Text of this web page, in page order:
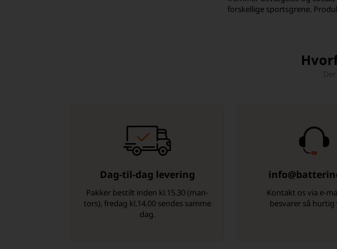
forskellige sportsgrene.
Dag-til-dag levering
Pakker bestilt inden kl.15.30 (man-
tors), fredag kl.14.00 sendes samme
dag.
Kontakt os via e-
besvarer så hurtig